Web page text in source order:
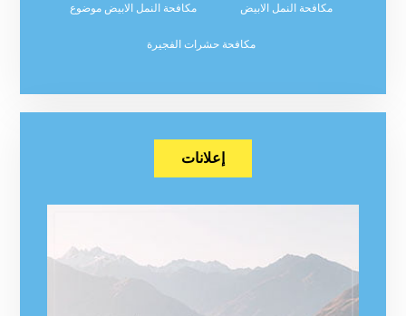
مكافحة النمل الابيض مكافحة النمل الابيض موضوع
مكافحة حشرات الفجيرة
إعلانات